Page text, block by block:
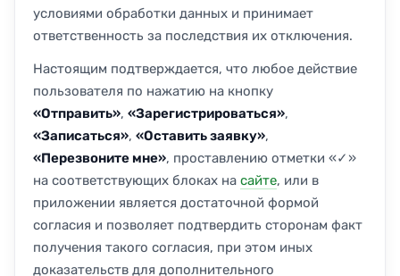
условиями обработки данных и принимает
ответственность за последствия их отключения.
Настоящим подтверждается, что любое действие
пользователя по нажатию на кнопку
«Отправить», «Зарегистрироваться»,
«Записаться», «Оставить заявку»,
«Перезвоните мне», проставлению отметки «✓»
на соответствующих блоках на сайте, или в
приложении является достаточной формой
согласия и позволяет подтвердить сторонам факт
получения такого согласия, при этом иных
доказательств для дополнительного